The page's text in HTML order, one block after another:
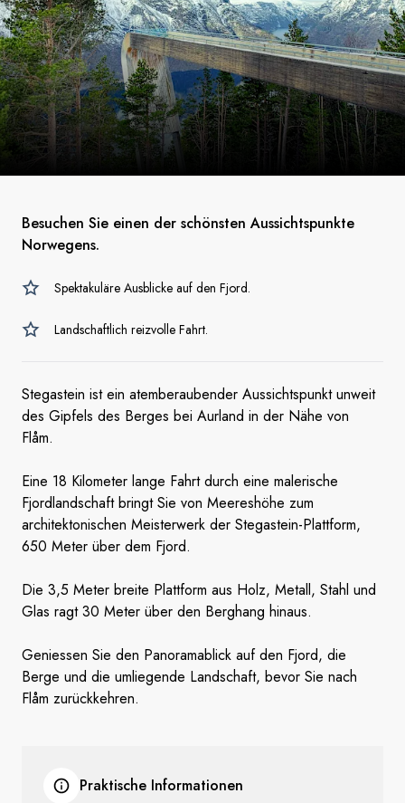
Besuchen Sie einen der schönsten Aussichtspunkte
Norwegens.
Spektakuläre Ausblicke auf den Fjord.
Landschaftlich reizvolle Fahrt.
Stegastein ist ein atemberaubender Aussichtspunkt unweit
des Gipfels des Berges bei Aurland in der Nähe von
Flåm.
Eine 18 Kilometer lange Fahrt durch eine malerische
Fjordlandschaft bringt Sie von Meereshöhe zum
architektonischen Meisterwerk der Stegastein-Plattform,
650 Meter über dem Fjord.
Die 3,5 Meter breite Plattform aus Holz, Metall, Stahl und
Glas ragt 30 Meter über den Berghang hinaus.
Geniessen Sie den Panoramablick auf den Fjord, die
Berge und die umliegende Landschaft, bevor Sie nach
Flåm zurückkehren.
Praktische Informationen